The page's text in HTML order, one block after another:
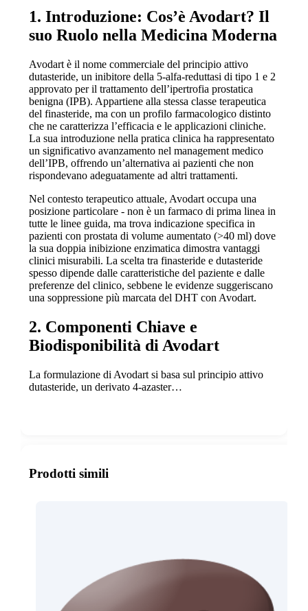
1. Introduzione: Cos’è Avodart? Il
suo Ruolo nella Medicina Moderna
Avodart è il nome commerciale del principio attivo
dutasteride, un inibitore della 5-alfa-reduttasi di tipo 1 e 2
approvato per il trattamento dell’ipertrofia prostatica
benigna (IPB). Appartiene alla stessa classe terapeutica
del finasteride, ma con un profilo farmacologico distinto
che ne caratterizza l’efficacia e le applicazioni cliniche.
La sua introduzione nella pratica clinica ha rappresentato
un significativo avanzamento nel management medico
dell’IPB, offrendo un’alternativa ai pazienti che non
rispondevano adeguatamente ad altri trattamenti.
Nel contesto terapeutico attuale, Avodart occupa una
posizione particolare - non è un farmaco di prima linea in
tutte le linee guida, ma trova indicazione specifica in
pazienti con prostata di volume aumentato (>40 ml) dove
la sua doppia inibizione enzimatica dimostra vantaggi
clinici misurabili. La scelta tra finasteride e dutasteride
spesso dipende dalle caratteristiche del paziente e dalle
preferenze del clinico, sebbene le evidenze suggeriscano
una soppressione più marcata del DHT con Avodart.
2. Componenti Chiave e
Biodisponibilità di Avodart
La formulazione di Avodart si basa sul principio attivo
dutasteride, un derivato 4-azaster…
Prodotti simili